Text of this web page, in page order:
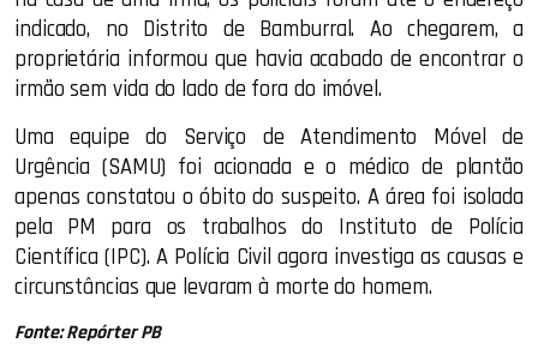
indicado, no Distrito de Bamburral. Ao chegarem, a
proprietária informou que havia acabado de encontrar o
irmão sem vida do lado de fora do imóvel.
Uma equipe do Serviço de Atendimento Móvel de
Urgência (SAMU) foi acionada e o médico de plantão
apenas constatou o óbito do suspeito. A área foi isolada
pela PM para os trabalhos do Instituto de Polícia
Científica (IPC). A Polícia Civil agora investiga as causas e
circunstâncias que levaram à morte do homem.
Fonte: Repórter PB